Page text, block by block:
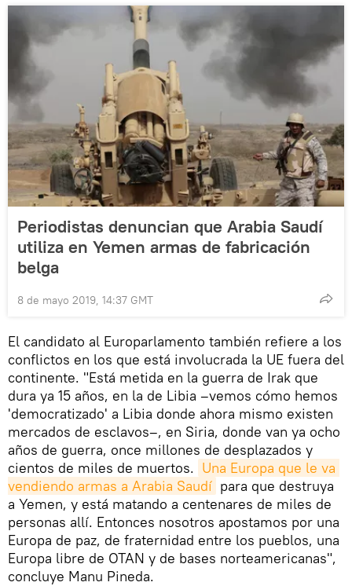
Periodistas denuncian que Arabia Saudí
utiliza en Yemen armas de fabricación
belga
8 de mayo 2019, 14:37 GMT
El candidato al Europarlamento también refiere a los
conflictos en los que está involucrada la UE fuera del
continente. "Está metida en la guerra de Irak que
dura ya 15 años, en la de Libia –vemos cómo hemos
'democratizado' a Libia donde ahora mismo existen
mercados de esclavos–, en Siria, donde van ya ocho
años de guerra, once millones de desplazados y
cientos de miles de muertos. Una Europa que le va
vendiendo armas a Arabia Saudí para que destruya
a Yemen, y está matando a centenares de miles de
personas allí. Entonces nosotros apostamos por una
Europa de paz, de fraternidad entre los pueblos, una
Europa libre de OTAN y de bases norteamericanas",
concluye Manu Pineda.